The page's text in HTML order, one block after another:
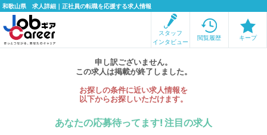
和歌山県 求人詳細｜正社員の転職を応援する求人情報
スタッフ
インタビュー
閲覧履歴 キープ
申し訳ございません。
この求人は掲載が終了しました。
お探しの条件に近い求人情報を
以下からお探しいただけます。
あなたの応募待ってます! 注目の求人